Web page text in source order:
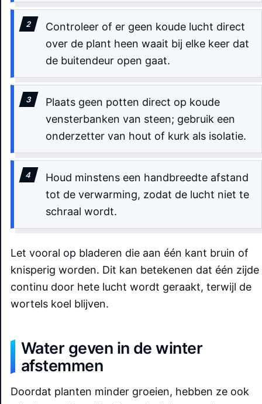
Controleer of er geen koude lucht direct
over de plant heen waait bij elke keer dat
de buitendeur open gaat.
Plaats geen potten direct op koude
vensterbanken van steen; gebruik een
onderzetter van hout of kurk als isolatie.
Houd minstens een handbreedte afstand
tot de verwarming, zodat de lucht niet te
schraal wordt.
Let vooral op bladeren die aan één kant bruin of
knisperig worden. Dit kan betekenen dat één zijde
continu door hete lucht wordt geraakt, terwijl de
wortels koel blijven.
Water geven in de winter
afstemmen
Doordat planten minder groeien, hebben ze ook